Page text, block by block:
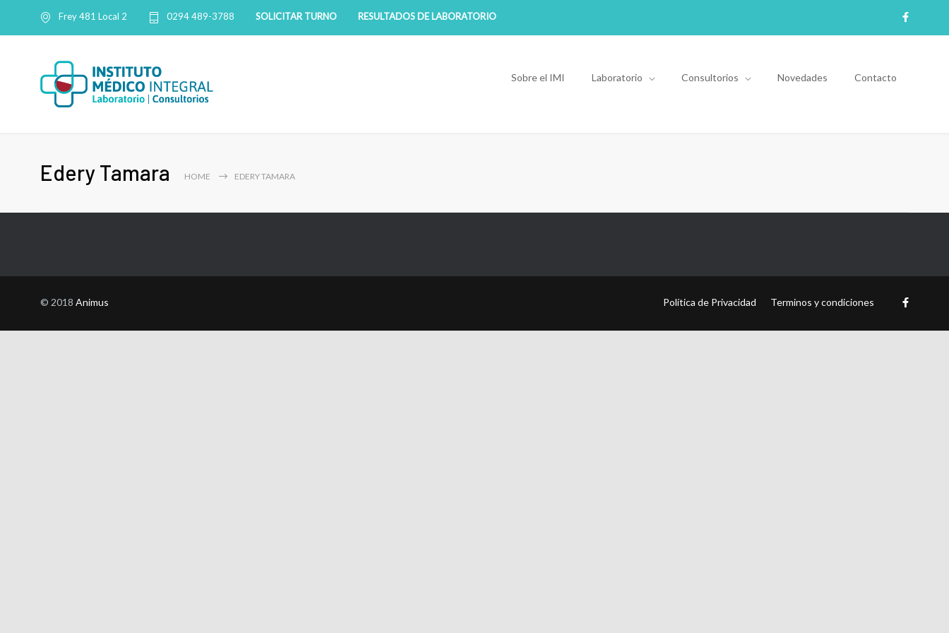
Frey 481 Local 2 0294 489-3788 SOLICITAR TURNO RESULTADOS DE LABORATORIO
Sobre el IMI Laboratorio Consultorios Novedades Contacto
Edery Tamara HOME EDERY TAMARA
© 2018 Animus Política de Privacidad Terminos y condiciones